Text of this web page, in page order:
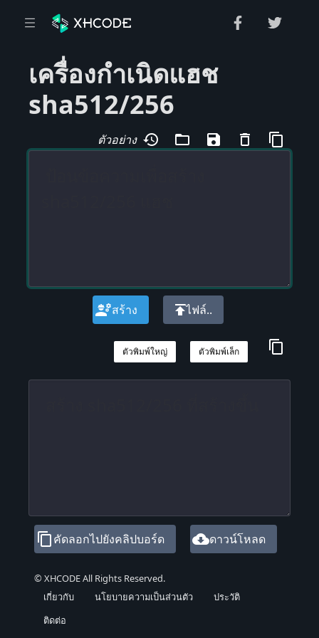
เครื่องกำเนิดแฮช
sha512/256
history folder_open save delete_outline content_copy
ตัวอย่าง
engineeringสร้าง publishไฟล์..
content_copy
ตัวพิมพ์เล็ก
ตัวพิมพ์ใหญ่
content_copyคัดลอกไปยังคลิปบอร์ด cloud_downloadดาวน์โหลด
© XHCODE All Rights Reserved.
เกี่ยวกับ
นโยบายความเป็นส่วนตัว
ประวัติ
ติดต่อ